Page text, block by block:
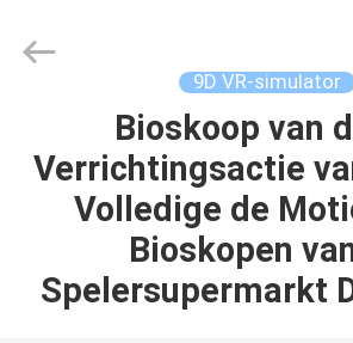
PRODUCTEN
VR-
SHOW
Co.,Ltd.
9D VR-simulator
Bioskoop van
Verrichtingsactie
Volledige de
Bioskopen
Spelersupermarkt